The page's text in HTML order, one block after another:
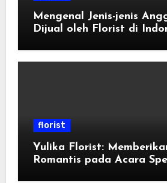
Mengenal Jenis-jenis
Dijual oleh Florist di
florist
Yulika Florist:
Romantis pada Acara